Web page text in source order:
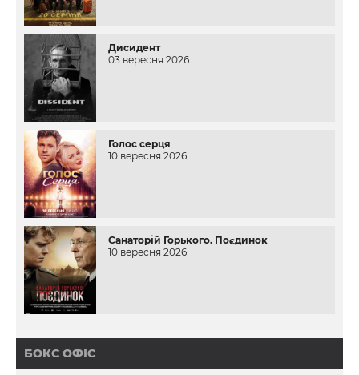
Дисидент
03 вересня 2026
Голос серця
10 вересня 2026
Санаторій Горького. Поєдинок
10 вересня 2026
БОКС ОФІС